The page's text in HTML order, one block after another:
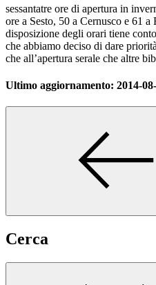
sessantatre ore di apertura in
ore a Sesto, 50 a Cernusco e 61
disposizione degli orari tiene
che abbiamo deciso di dare
che all’apertura serale che altre
Ultimo aggiornamento: 2014-
Cerca